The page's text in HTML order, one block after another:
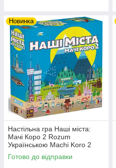
Новинка
Настільна гра Наші міста:
Мачі Коро 2 Rozum
Українською Machi Koro 2
(UA)
Готово до відправки